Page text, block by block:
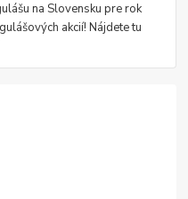
na Slovensku pre rok
akcií! Nájdete tu